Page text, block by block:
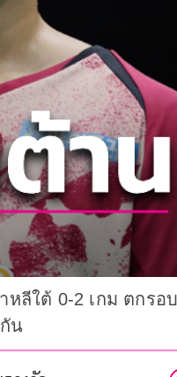
หลีใต้ 0-2 เกม ตกร
น